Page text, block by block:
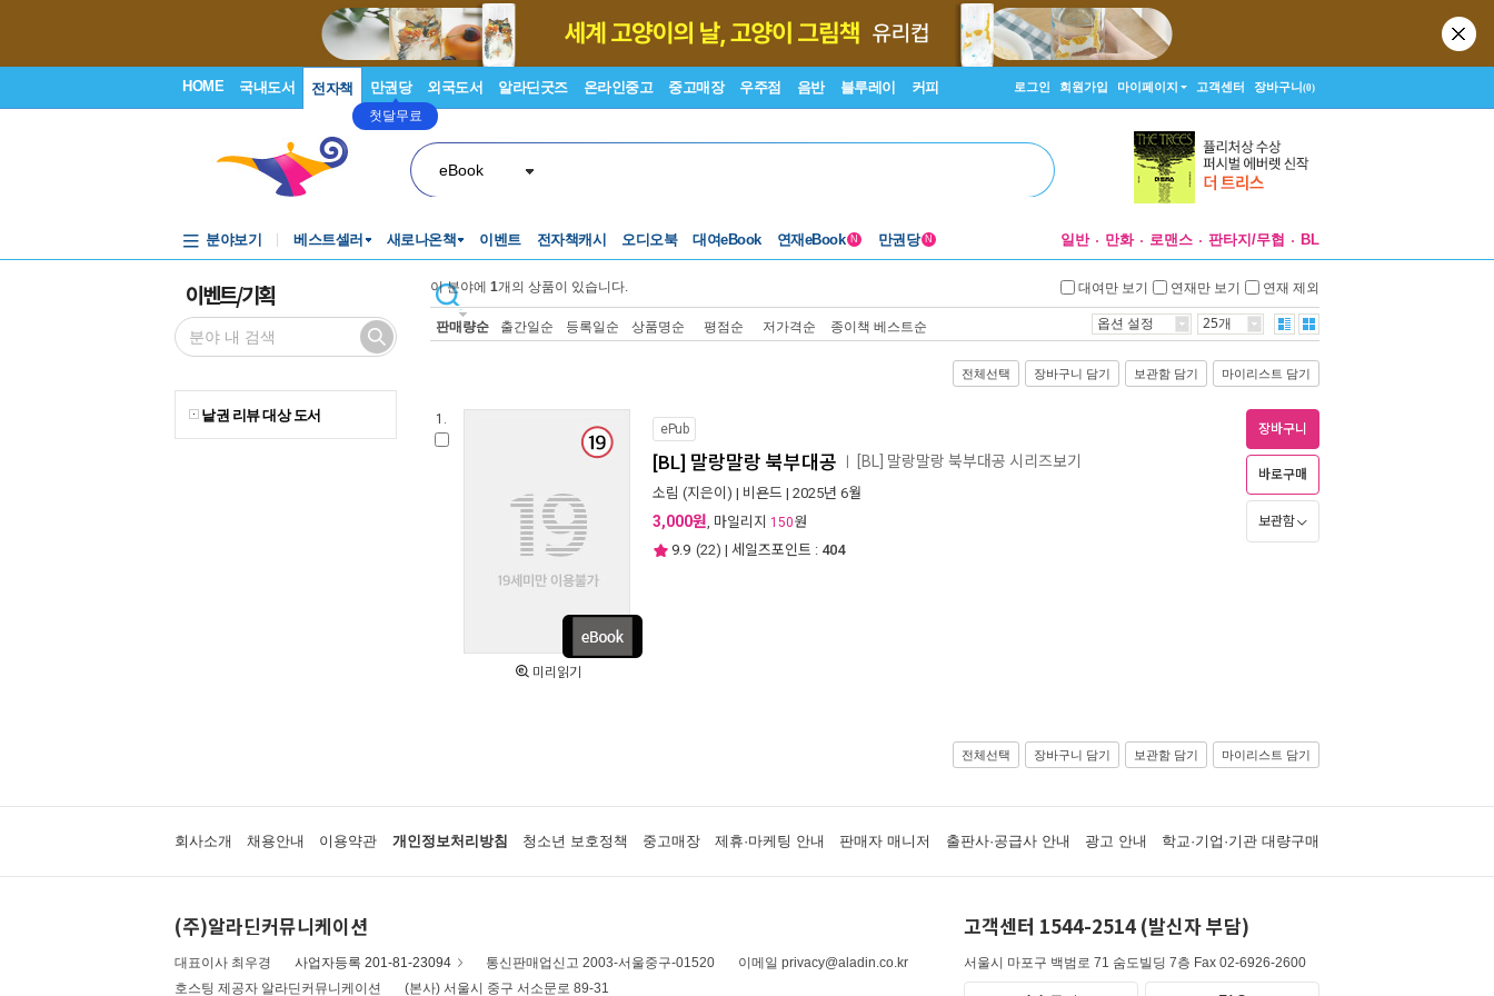
HOME 국내도서 전자책 만권당
첫달무료
외국도서 알라딘굿즈 온라인중고 중고매장 우주점 음반 블루레이 커피 로그인 회원가입 마이페이지 고객센터 장바구니(0)
eBook
분야보기 베스트셀러 새로나온책 이벤트 전자책캐시 오디오북 대여eBook 연재eBook N 만권당 N 일반 만화 로맨스 판타지/무협 BL
이벤트/기획
낱권 리뷰 대상 도서
이 분야에 1개의 상품이 있습니다. 대여만 보기 연재만 보기 연재 제외
판매량순 출간일순 등록일순 상품명순 평점순 저가격순 종이책 베스트순 옵션 설정 25개
전체선택 장바구니 담기 보관함 담기 마이리스트 담기
1.
미리읽기
ePub
[BL] 말랑말랑 북부대공 [BL] 말랑말랑 북부대공 시리즈보기
소림 (지은이) | 비욘드 | 2025년 6월
3,000원, 마일리지 150원
9.9 (22) | 세일즈포인트 : 404
장바구니
바로구매
보관함
전체선택 장바구니 담기 보관함 담기 마이리스트 담기
회사소개 채용안내 이용약관 개인정보처리방침 청소년 보호정책 중고매장 제휴·마케팅 안내 판매자 매니저 출판사·공급사 안내 광고 안내 학교·기업·기관 대량구매
(주)알라딘커뮤니케이션
대표이사 최우경 사업자등록 201-81-23094 통신판매업신고 2003-서울중구-01520
이메일 privacy@aladin.co.kr
호스팅 제공자 알라딘커뮤니케이션
(본사) 서울시 중구 서소문로 89-31
고객센터 1544-2514 (발신자 부담)
서울시 마포구 백범로 71 숨도빌딩 7층 Fax 02-6926-2600